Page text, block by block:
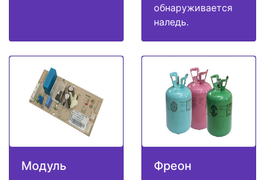
обнаруживается
наледь.
Модуль Фреон